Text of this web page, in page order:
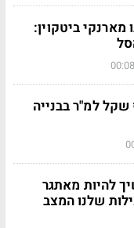
מארנקי ביטקוין:
00:08
31 אלף שקל למ"ר בבנייה
להיות מאתגר
שלנו המצב